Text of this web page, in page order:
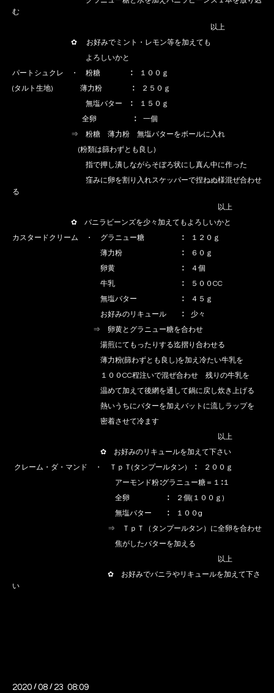
む
以上
✿ お好みでミント・レモン等を加えても
よろしいかと
パートシュクレ ・ 粉糖 ∶ １００ｇ
(タルト生地) 薄力粉 ∶ ２５０ｇ
無塩バター ∶ １５０ｇ
全卵 ∶ 一個
⇒ 粉糖 薄力粉 無塩バターをボールに入れ
(粉類は篩わずとも良し)
指で押し潰しながらそぼろ状にし真ん中に作った
窪みに卵を割り入れスケッパーで捏ねぬ様混ぜ合わせ
る
以上
✿ バニラビーンズを少々加えてもよろしいかと
カスタードクリーム ・ グラニュー糖 ∶ １２０ｇ
薄力粉 ∶ ６０ｇ
卵黄 ∶ ４個
牛乳 ∶ ５００CC
無塩バター ∶ ４５ｇ
お好みのリキュール ∶ 少々
⇒ 卵黄とグラニュー糖を合わせ
湯煎にてもったりする迄摺り合わせる
薄力粉(篩わずとも良し)を加え冷たい牛乳を
１００CC程注いで混ぜ合わせ 残りの牛乳を
温めて加えて後網を通して鍋に戻し炊き上げる
熱いうちにバターを加えバットに流しラップを
密着させて冷ます
以上
✿ お好みのリキュールを加えて下さい
クレーム・ダ・マンド ・ ＴｐＴ(タンプールタン) ∶ ２００ｇ
アーモンド粉∶グラニュー糖＝１∶１
全卵 ∶ ２個(１００ｇ)
無塩バター ∶ １００g
⇒ ＴｐＴ（タンプールタン）に全卵を合わせ
焦がしたバターを加える
以上
✿ お好みでバニラやリキュールを加えて下さ
い
2020 /08 / 23 08:09